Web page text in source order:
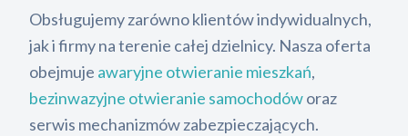
Obsługujemy zarówno klientów indywidualnych,
jak i firmy na terenie całej dzielnicy. Nasza oferta
obejmuje awaryjne otwieranie mieszkań,
bezinwazyjne otwieranie samochodóworaz
serwis mechanizmów zabezpieczających.